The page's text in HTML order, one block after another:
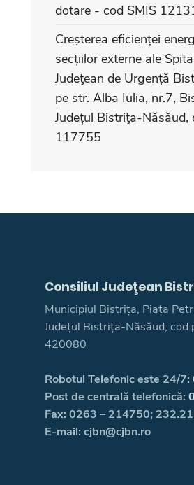
dotare - cod SMIS
Creșterea eficienței
secțiilor externe ale
Judeţean de Urgență
pe str. Alba Iulia, nr.7,
Județul Bistriţa-Năsăud,
117755
Consiliul Judeţean
Municipiul Bistrița, Piața
Județul Bistrița-Năsăud, cod
420080
Robotul Telefonic este 24/7:
Post de centrală telefonică:
Fax: 0263 – 214750;
E-mail: cjbn@cjbn.ro